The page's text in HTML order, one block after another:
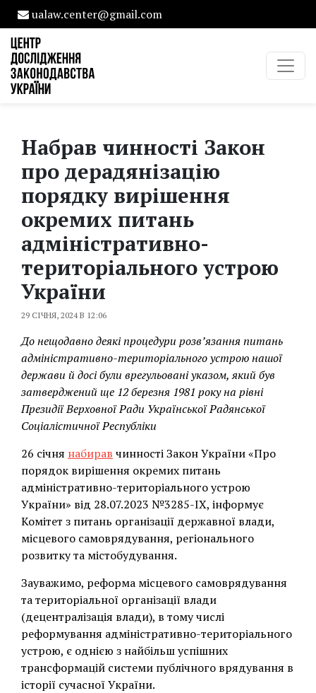
ualaw.center@gmail.com
Набрав чинності Закон
про дерадянізацію
порядку вирішення
окремих питань
адміністративно-
територіального устрою
України
29 СІЧНЯ, 2024 В 12:06
До нещодавно деякі процедури розв’язання питань
адміністративно-територіального устрою нашої
держави й досі були врегульовані указом, який був
затверджений ще 12 березня 1981 року на рівні
Президії Верховної Ради Української Радянської
Соціалістичної Республіки
26 січня набирав чинності Закон України «Про
порядок вирішення окремих питань
адміністративно-територіального устрою
України» від 28.07.2023 №3285-IX, інформує
Комітет з питань організації державної влади,
місцевого самоврядування, регіонального
розвитку та містобудування.
Зауважимо, реформа місцевого самоврядування
та територіальної організації влади
(децентралізація влади), в тому числі
реформування адміністративно-територіального
устрою, є однією з найбільш успішних
трансформацій системи публічного врядування в
історії сучасної України.